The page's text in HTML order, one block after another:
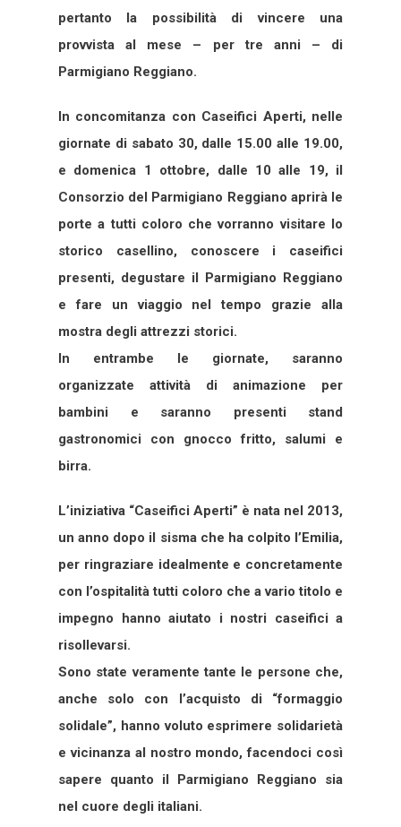
pertanto la possibilità di vincere una
provvista al mese – per tre anni – di
Parmigiano Reggiano.
In concomitanza con Caseifici Aperti, nelle
giornate di sabato 30, dalle 15.00 alle 19.00,
e domenica 1 ottobre, dalle 10 alle 19, il
Consorzio del Parmigiano Reggiano aprirà le
porte a tutti coloro che vorranno visitare lo
storico casellino, conoscere i caseifici
presenti, degustare il Parmigiano Reggiano
e fare un viaggio nel tempo grazie alla
mostra degli attrezzi storici.
In entrambe le giornate, saranno
organizzate attività di animazione per
bambini e saranno presenti stand
gastronomici con gnocco fritto, salumi e
birra.
L’iniziativa “Caseifici Aperti” è nata nel 2013,
un anno dopo il sisma che ha colpito l’Emilia,
per ringraziare idealmente e concretamente
con l’ospitalità tutti coloro che a vario titolo e
impegno hanno aiutato i nostri caseifici a
risollevarsi.
Sono state veramente tante le persone che,
anche solo con l’acquisto di “formaggio
solidale”, hanno voluto esprimere solidarietà
e vicinanza al nostro mondo, facendoci così
sapere quanto il Parmigiano Reggiano sia
nel cuore degli italiani.